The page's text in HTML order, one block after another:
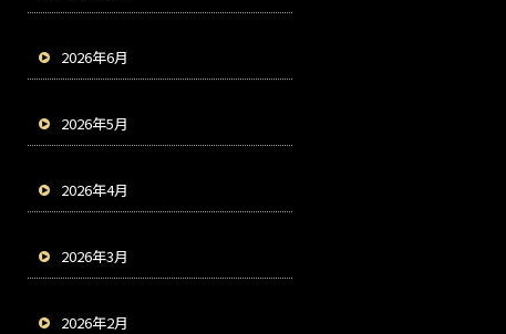
2026年6月
2026年5月
2026年4月
2026年3月
2026年2月